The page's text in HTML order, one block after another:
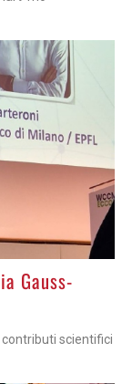
Gauss-
scientifici